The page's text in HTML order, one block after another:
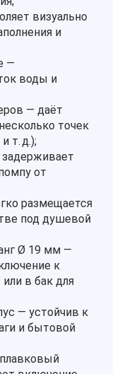
визуально
и
—
воды и
— даёт
точек
т. д.);
от
размещается
под душевой
Ø 19 мм —
к
или в бак для
— устойчив к
и бытовой